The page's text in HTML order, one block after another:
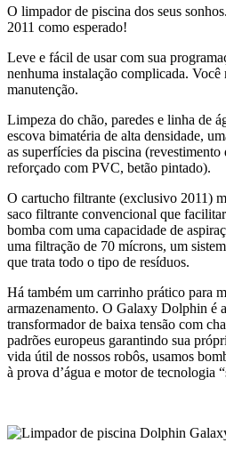
O limpador de piscina dos seus
2011 como esperado!
Leve e fácil de usar com sua
nenhuma instalação complicada. Você
manutenção.
Limpeza do chão, paredes e linha de
escova bimatéria de alta densidade,
as superfícies da piscina
reforçado com PVC, betão pintado).
O cartucho filtrante (exclusivo 2011)
saco filtrante convencional que
bomba com uma capacidade de
uma filtração de 70 mícrons, um
que trata todo o tipo de resíduos.
Há também um carrinho prático para
armazenamento. O Galaxy Dolphin é
transformador de baixa tensão com
padrões europeus garantindo sua
vida útil de nossos robôs, usamos
à prova d’água e motor de tecnologia